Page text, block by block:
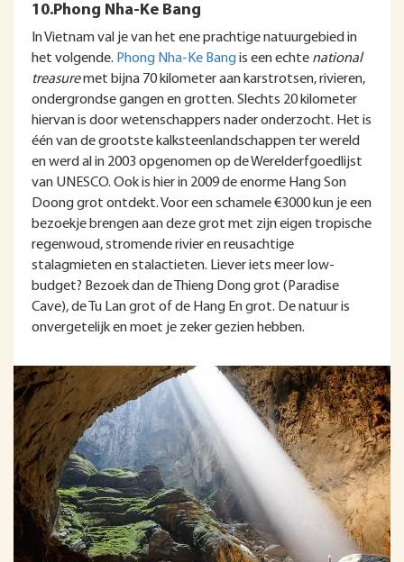
10.Phong Nha-Ke Bang
In Vietnam val je van het ene prachtige natuurgebied in
het volgende. Phong Nha-Ke Bangis een echte national
treasuremet bijna 70 kilometer aan karstrotsen, rivieren,
ondergrondse gangen en grotten. Slechts 20 kilometer
hiervan is door wetenschappers nader onderzocht. Het is
één van de grootste kalksteenlandschappen ter wereld
en werd al in 2003 opgenomen op de Werelderfgoedlijst
van UNESCO. Ook is hier in 2009 de enorme Hang Son
Doong grot ontdekt. Voor een schamele €3000 kun je een
bezoekje brengen aan deze grot met zijn eigen tropische
regenwoud, stromende rivier en reusachtige
stalagmieten en stalactieten. Liever iets meer low-
budget? Bezoek dan de Thieng Dong grot (Paradise
Cave), de Tu Lan grot of de Hang En grot. De natuur is
onvergetelijk en moet je zeker gezien hebben.